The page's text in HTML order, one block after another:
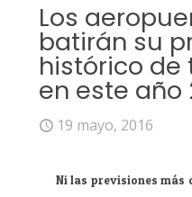
Los
batirán su
histórico de
en este año
19 mayo, 2016
Ni las previsiones más